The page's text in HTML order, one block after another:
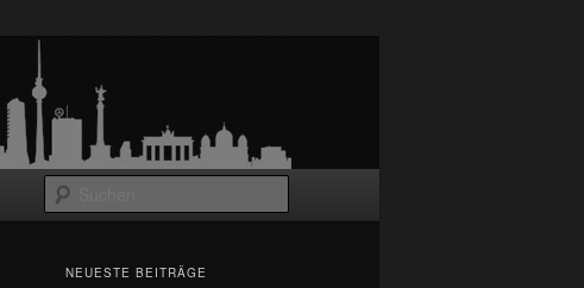
NEUESTE BEITRÄGE